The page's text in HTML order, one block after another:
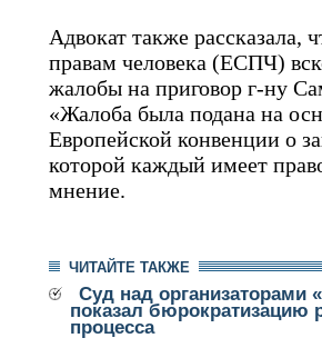
Адвокат также рассказала,
правам человека (ЕСПЧ)
жалобы на приговор г-ну
«Жалоба была подана на
Европейской конвенции о
которой каждый имеет
мнение.
ЧИТАЙТЕ ТАКЖЕ
Суд над организаторами
показал бюрократизацию
процесса